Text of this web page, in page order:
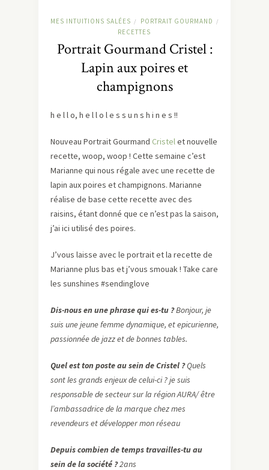
MES INTUITIONS SALÉES / PORTRAIT GOURMAND /
RECETTES
Portrait Gourmand Cristel :
Lapin aux poires et
champignons
h e l l o, h e l l o l e s s u n s h i n e s !!
Nouveau Portrait Gourmand Cristelet nouvelle
recette, woop, woop ! Cette semaine c’est
Marianne qui nous régale avec une recette de
lapin aux poires et champignons. Marianne
réalise de base cette recette avec des
raisins, étant donné que ce n’est pas la saison,
j’ai ici utilisé des poires.
J’vous laisse avec le portrait et la recette de
Marianne plus bas et j’vous smouak ! Take care
les sunshines #sendinglove
Dis-nous en une phrase qui es-tu ?Bonjour, je
suis une jeune femme dynamique, et epicurienne,
passionnée de jazz et de bonnes tables.
Quel est ton poste au sein de Cristel ?Quels
sont les grands enjeux de celui-ci ? je suis
responsable de secteur sur la région AURA/ être
l’ambassadrice de la marque chez mes
revendeurs et développer mon réseau
Depuis combien de temps travailles-tu au
sein de la société ?2ans